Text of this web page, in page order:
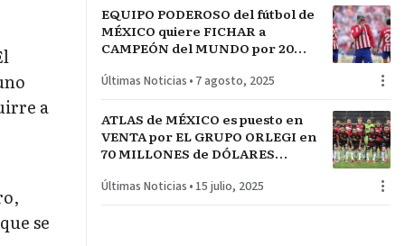
a
se
EQUIPO PODEROSO del fútbol de
MÉXICO quiere FICHAR a
CAMPEÓN del MUNDO por 20
Últimas Noticias • 7 agosto, 2025
ATLAS de MÉXICO es puesto en
VENTA por EL GRUPO ORLEGI en
70 MILLONES de DÓLARES
MANDATO
Últimas Noticias • 15 julio, 2025